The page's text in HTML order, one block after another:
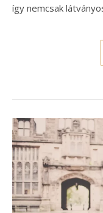
így nemcsak